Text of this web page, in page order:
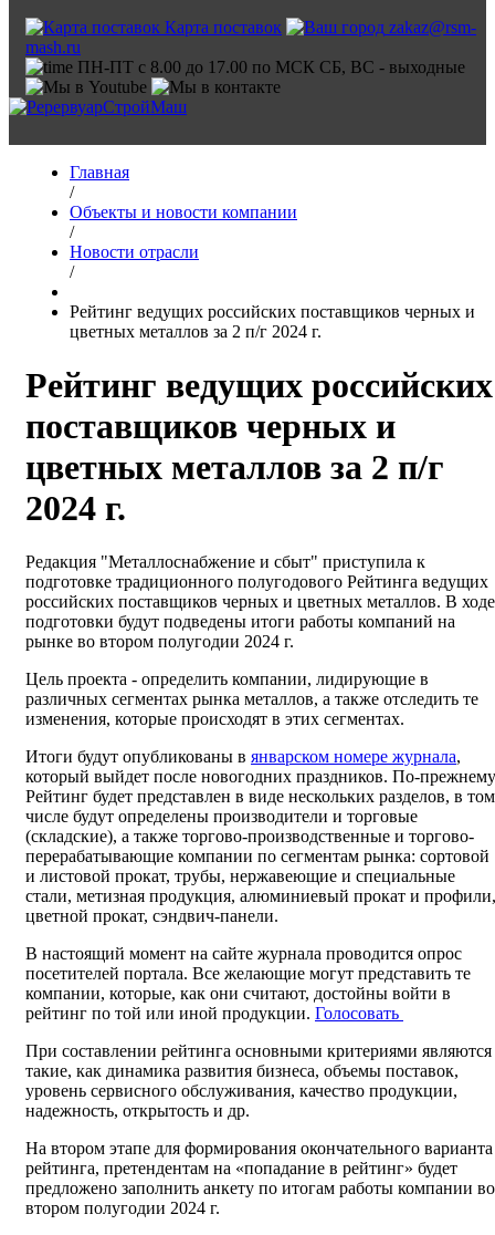
Карта поставок
zakaz@rsm-
mash.ru
ПН-ПТ с 8.00 до 17.00 по МСК СБ, ВС - выходные
Главная
/
Объекты и новости компании
/
Новости отрасли
/
Рейтинг ведущих российских поставщиков черных и
цветных металлов за 2 п/г 2024 г.
Рейтинг ведущих российских
поставщиков черных и
цветных металлов за 2 п/г
2024 г.
Редакция "Металлоснабжение и сбыт" приступила к
подготовке традиционного полугодового Рейтинга ведущих
российских поставщиков черных и цветных металлов. В ходе
подготовки будут подведены итоги работы компаний на
рынке во втором полугодии 2024 г.
Цель проекта - определить компании, лидирующие в
различных сегментах рынка металлов, а также отследить те
изменения, которые происходят в этих сегментах.
Итоги будут опубликованы в январском номере журнала,
который выйдет после новогодних праздников. По-прежнему
Рейтинг будет представлен в виде нескольких разделов, в том
числе будут определены производители и торговые
(складские), а также торгово-производственные и торгово-
перерабатывающие компании по сегментам рынка: сортовой
и листовой прокат, трубы, нержавеющие и специальные
стали, метизная продукция, алюминиевый прокат и профили,
цветной прокат, сэндвич-панели.
В настоящий момент на сайте журнала проводится опрос
посетителей портала. Все желающие могут представить те
компании, которые, как они считают, достойны войти в
рейтинг по той или иной продукции. Голосовать
При составлении рейтинга основными критериями являются
такие, как динамика развития бизнеса, объемы поставок,
уровень сервисного обслуживания, качество продукции,
надежность, открытость и др.
На втором этапе для формирования окончательного варианта
рейтинга, претендентам на «попадание в рейтинг» будет
предложено заполнить анкету по итогам работы компании во
втором полугодии 2024 г.